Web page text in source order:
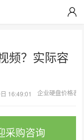
频？实际容
16:49:01 企业硬盘价格表
采购咨询